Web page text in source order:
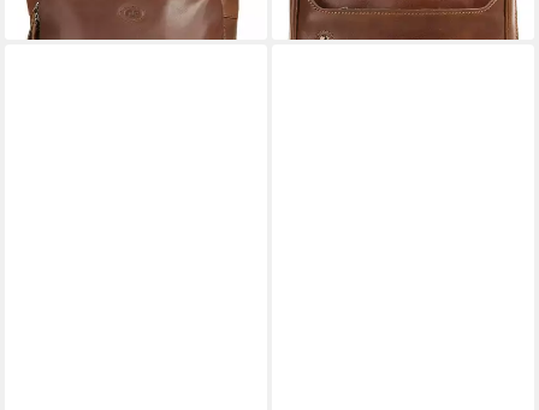
lieferbar - in 1-2 Werktagen bei dir